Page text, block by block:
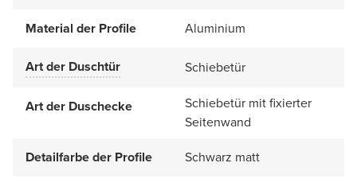
Material der Profile Aluminium
Art der Duschtür Schiebetür
Art der Duschecke
Schiebetür mit fixierter
Seitenwand
Detailfarbe der Profile
Schwarz matt